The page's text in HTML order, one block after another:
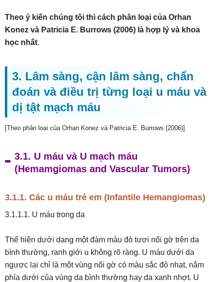
Theo ý kiến chúng tôi thì cách phân loại của Orhan
Konez và Patricia E. Burrows (2006) là hợp lý và khoa
học nhất.
3. Lâm sàng, cận lâm sàng, chẩn
đoán và điều trị từng loại u máu và
dị tật mạch máu
[Theo phân loại của Orhan Konez và Patricia E. Burrows (2006)]
3.1. U máu và U mạch máu
(Hemamgiomas and Vascular Tumors)
3.1.1. Các u máu trẻ em (Infantile Hemangiomas)
3.1.1.1. U máu trong da
Thể hiện dưới dạng một đám màu đỏ tươi nổi gờ trên da
bình thường, ranh giới u không rõ ràng. U máu dưới da
ngược lại chỉ là một vùng nổi gờ có màu sắc đỏ nhạt, nằm
phía dưới của vùng da bình thường hay da xanh nhợt. U